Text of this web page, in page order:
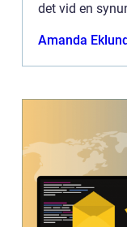
det vid en
Amanda